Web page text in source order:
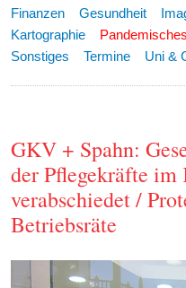
Finanzen
Gesundheit
Kartographie
Pandemisches
Sonstiges
Termine Uni &
GKV + Spahn:
der Pflegekräfte im
verabschiedet /
Betriebsräte